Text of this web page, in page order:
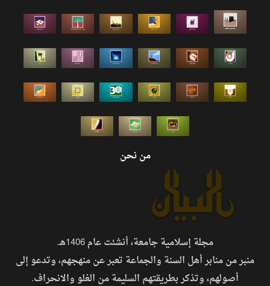
من نحن
مجلة إسلامية جامعة، أنشئت عام 1406هـ.
منبر من منابر أهل السنة والجماعة تعبر عن منهجهم، وتدعو إلى
أصولهم، وتذكر بطريقتهم السليمة من الغلو والانحراف.